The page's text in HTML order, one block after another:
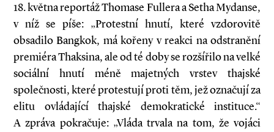
18. května reportáž Thomase Fullera a Setha Mydanse,
v níž se píše: „Protestní hnutí, které vzdorovitě
obsadilo Bangkok, má kořeny v reakci na odstranění
premiéra Thaksina, ale od té doby se rozšířilo na velké
sociální hnutí méně majetných vrstev thajské
společnosti, které protestují proti těm, jež označují za
elitu ovládající thajské demokratické instituce.“
A zpráva pokračuje: „Vláda trvala na tom, že vojáci